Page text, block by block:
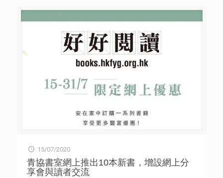
果顯示，逾六成八考生（68.4%）以大學學位為升學目標 [表
一]。如未能於聯招獲派心儀科目，近六成 (55.9%）會考慮
報讀自資副學位課程，而選擇海外升學 （25.1%）及重讀或
自修 （28.3%）的考生亦較往年多[表二]。 受訪考生表示最
他影響依次為「因疫情令學習支援減少」（51.1%）、「社
會氣氛」（47.8%）及「因停課令課堂進度受影響」
定的狀況，包括疫情、停課、社會事件等，均直接地影響考
生的應試表現。 放榜在即，考生最希望社會大眾對自己的
以及「無論考成點，大家都會支持你！」（31.4%） [表
八]。另外，六成六（66.2%）則最期望家長「默默地支持便
足夠」、其次為「容許我自由地選擇未來的路向」
15/07/2020
青協書室網上推出10本新書，增設網上分
享會與讀者交流